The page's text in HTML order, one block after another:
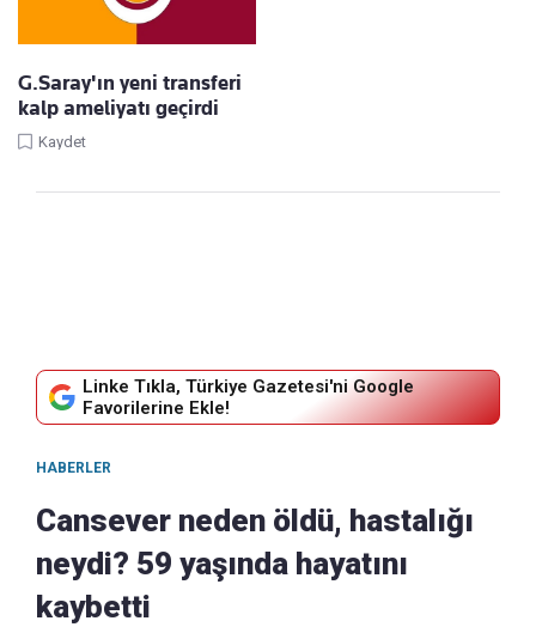
G.Saray'ın yeni transferi
kalp ameliyatı geçirdi
Kaydet
Linke Tıkla, Türkiye Gazetesi'ni Google
Favorilerine Ekle!
HABERLER
Cansever neden öldü, hastalığı
neydi? 59 yaşında hayatını
kaybetti